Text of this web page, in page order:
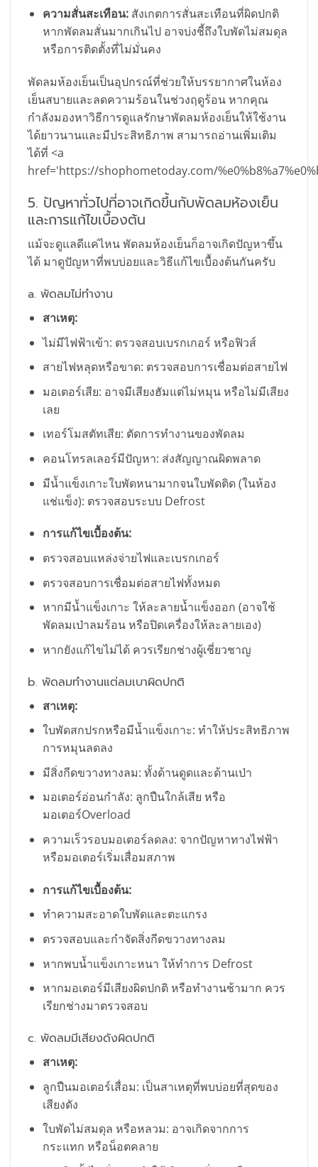
ความสั่นสะเทือน:สังเกตการสั่นสะเทือนที่ผิดปกติ
หากพัดลมสั่นมากเกินไป อาจบ่งชี้ถึงใบพัดไม่สมดุล
หรือการติดตั้งที่ไม่มั่นคง
พัดลมห้องเย็นเป็นอุปกรณ์ที่ช่วยให้บรรยากาศในห้อง
เย็นสบายและลดความร้อนในช่วงฤดูร้อน หากคุณ
กำลังมองหาวิธีการดูแลรักษาพัดลมห้องเย็นให้ใช้งาน
ได้ยาวนานและมีประสิทธิภาพ สามารถอ่านเพิ่มเติม
ได้ที่ <a
href='https://shophometoday.com/
5. ปัญหาทั่วไปที่อาจเกิดขึ้นกับพัดลมห้องเย็น
และการแก้ไขเบื้องต้น
แม้จะดูแลดีแค่ไหน พัดลมห้องเย็นก็อาจเกิดปัญหาขึ้น
ได้ มาดูปัญหาที่พบบ่อยและวิธีแก้ไขเบื้องต้นกันครับ
a. พัดลมไม่ทำงาน
สาเหตุ:
ไม่มีไฟฟ้าเข้า: ตรวจสอบเบรกเกอร์ หรือฟิวส์
สายไฟหลุดหรือขาด: ตรวจสอบการเชื่อมต่อสายไฟ
มอเตอร์เสีย: อาจมีเสียงฮัมแต่ไม่หมุน หรือไม่มีเสียง
เลย
เทอร์โมสตัทเสีย: ตัดการทำงานของพัดลม
คอนโทรลเลอร์มีปัญหา: ส่งสัญญาณผิดพลาด
มีน้ำแข็งเกาะใบพัดหนามากจนใบพัดติด (ในห้อง
แช่แข็ง): ตรวจสอบระบบ Defrost
การแก้ไขเบื้องต้น:
ตรวจสอบแหล่งจ่ายไฟและเบรกเกอร์
ตรวจสอบการเชื่อมต่อสายไฟทั้งหมด
หากมีน้ำแข็งเกาะ ให้ละลายน้ำแข็งออก (อาจใช้
พัดลมเป่าลมร้อน หรือปิดเครื่องให้ละลายเอง)
หากยังแก้ไขไม่ได้ ควรเรียกช่างผู้เชี่ยวชาญ
b. พัดลมทำงานแต่ลมเบาผิดปกติ
สาเหตุ:
ใบพัดสกปรกหรือมีน้ำแข็งเกาะ: ทำให้ประสิทธิภาพ
การหมุนลดลง
มีสิ่งกีดขวางทางลม: ทั้งด้านดูดและด้านเป่า
มอเตอร์อ่อนกำลัง: ลูกปืนใกล้เสีย หรือ
มอเตอร์Overload
ความเร็วรอบมอเตอร์ลดลง: จากปัญหาทางไฟฟ้า
หรือมอเตอร์เริ่มเสื่อมสภาพ
การแก้ไขเบื้องต้น:
ทำความสะอาดใบพัดและตะแกรง
ตรวจสอบและกำจัดสิ่งกีดขวางทางลม
หากพบน้ำแข็งเกาะหนา ให้ทำการ Defrost
หากมอเตอร์มีเสียงผิดปกติ หรือทำงานช้ามาก ควร
เรียกช่างมาตรวจสอบ
c. พัดลมมีเสียงดังผิดปกติ
สาเหตุ:
ลูกปืนมอเตอร์เสื่อม: เป็นสาเหตุที่พบบ่อยที่สุดของ
เสียงดัง
ใบพัดไม่สมดุล หรือหลวม: อาจเกิดจากการ
กระแทก หรือน็อตคลาย